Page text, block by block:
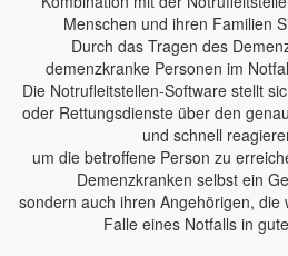
Menschen und ihren Familien
Durch das Tragen des
demenzkranke Personen im
Die Notrufleitstellen-Software stellt
oder Rettungsdienste über den
und schnell
um die betroffene Person zu
Demenzkranken selbst ein
sondern auch ihren Angehörigen, die
Falle eines Notfalls in